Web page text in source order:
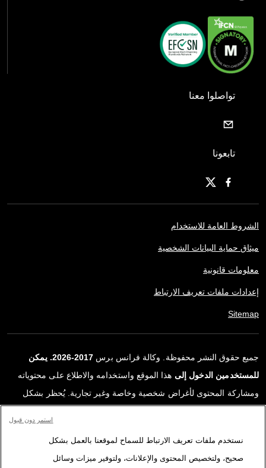
تواصلوا معنا
تابعونا
الشروط العامة للاستخدام
ميثاق حماية البيانات الشخصية
معلومات قانونية
إعدادات ملفات تعريف الارتباط
Sitemap
جميع حقوق النشر محفوظة. وكالة فرانس برس
2017-2026. يمكن
للمستخدمين الدخول إلى هذا الموقع واستخدامه والاطلاع على محتوياته
ومشاركة المحتوى لأغراض شخصية وخاصة وغير تجارية. يُحظر بشكل
ترخيص محددة موقعة مع وكالة فرانس برس. المواد والروابط الواردة في
التقارير، والتي لم تنتجها وكالة فرانس برس، مستخدمة فقط وبالقدر
نستخدم ملفات تعريف الارتباط للسماح لموقعنا بالعمل بشكل
صحيح، ولتخصيص المحتوى والإعلانات، ولتوفير ميزات وسائل
استمر دون قبول